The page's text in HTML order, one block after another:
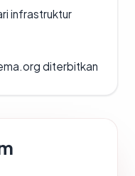
infrastruktur
diterbitkan